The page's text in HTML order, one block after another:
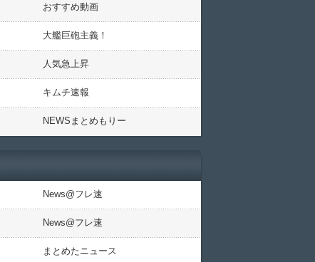
おすすめ動画
大艦巨砲主義！
人気急上昇
キムチ速報
NEWSまとめもりー
News@フレ速
News@フレ速
まとめたニュース